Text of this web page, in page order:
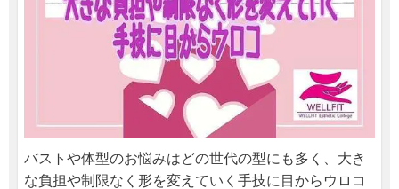
バストや体型のお悩みはどの世代の型にも多く、大き
な負担や制限なく形を変えていく手技に目からウロコ